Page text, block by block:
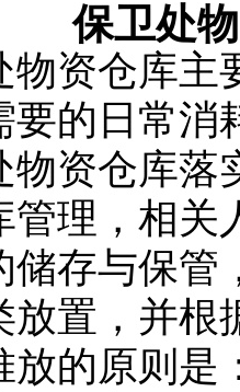
保卫处
物资仓库主
要的日常消
物资仓库落
管理，相关
储存与保管
放置，并
放的原则